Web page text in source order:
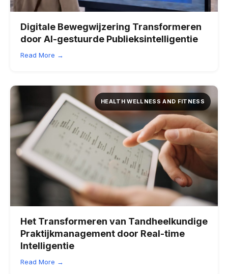
Digitale Bewegwijzering Transformeren
door AI-gestuurde Publieksintelligentie
Read More →
HEALTH WELLNESS AND FITNESS
Het Transformeren van Tandheelkundige
Praktijkmanagement door Real-time
Intelligentie
Read More →